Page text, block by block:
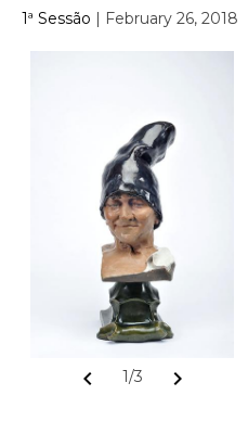
1ª Sessão | February 26, 2018
chevron_left 1/3 chevron_right